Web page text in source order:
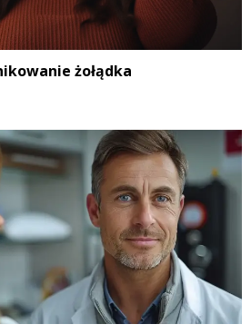
żołądka